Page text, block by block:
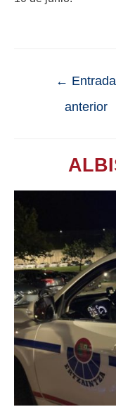
← Entrada
anterior